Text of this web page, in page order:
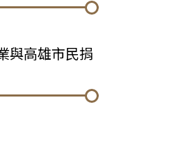
與高雄市民捐